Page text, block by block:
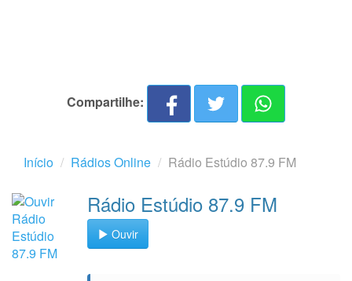
Compartilhe:
Início Rádios Online Rádio Estúdio 87.9 FM
Rádio Estúdio 87.9 FM
Ouvir